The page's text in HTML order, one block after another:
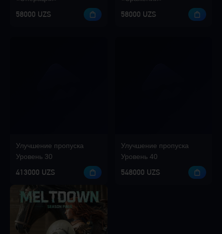
58000 UZS
Улучшение пропуска
Уровень 30
413000 UZS
58000 UZS
Улучшение пропуска
Уровень 40
548000 UZS